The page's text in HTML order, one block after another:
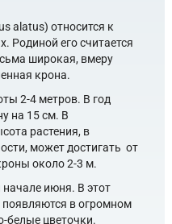
alatus) относится к
Родиной его считается
широкая, вмеру
крона.
2-4 метров. В год
на 15 см. В
растения, в
может достигать от
около 2-3 м.
начале июня. В этот
в огромном
белые цветочки.